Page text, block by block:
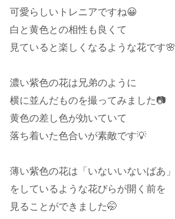
可愛らしいトレニアですね😀
白と黄色との相性も良くて
見ていると楽しくなるような花です🌸
濃い紫色の花は兄弟のように
横に並んだものを撮ってみました📷
黄色の差し色が効いていて
落ち着いた色合いが素敵です💡
薄い紫色の花は「いないいないばあ」
をしているような花びらが開く前を
見ることができました🤭